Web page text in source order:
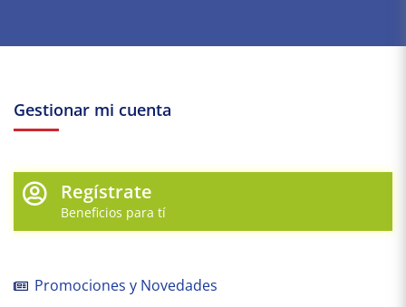
Gestionar mi cuenta
Regístrate
Beneficios para tí
Promociones y Novedades